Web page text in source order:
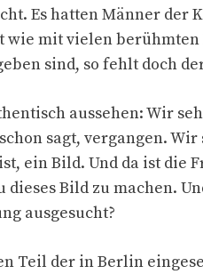
Es hatten Männer der
wie mit vielen
sind, so fehlt doch
aussehen: Wir
sagt, vergangen.
ein Bild. Und da ist die
dieses Bild zu machen.
ausgesucht?
Teil der in Berlin